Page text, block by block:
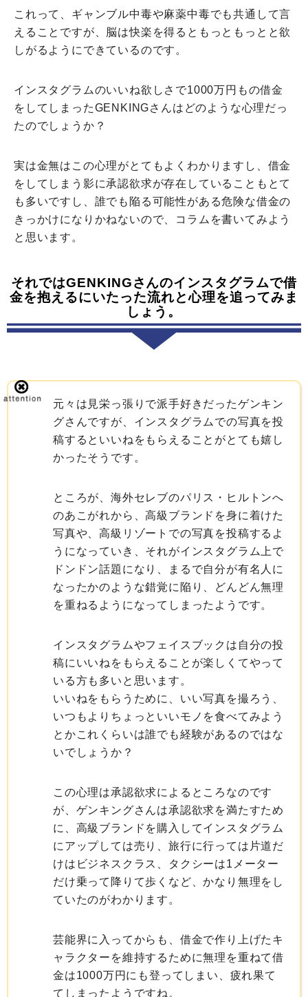
これって、ギャンブル中毒や麻薬中毒でも共通して言
えることですが、脳は快楽を得るともっともっとと欲
しがるようにできているのです。
インスタグラムのいいね欲しさで1000万円もの借金
をしてしまったGENKINGさんはどのような心理だっ
たのでしょうか？
実は金無はこの心理がとてもよくわかりますし、借金
をしてしまう影に承認欲求が存在していることもとて
も多いですし、誰でも陥る可能性がある危険な借金の
きっかけになりかねないので、コラムを書いてみよう
と思います。
それではGENKINGさんのインスタグラムで借
金を抱えるにいたった流れと心理を追ってみま
しょう。
元々は見栄っ張りで派手好きだったゲンキン
グさんですが、インスタグラムでの写真を投
稿するといいねをもらえることがとても嬉し
かったそうです。
ところが、海外セレブのパリス・ヒルトンへ
のあこがれから、高級ブランドを身に着けた
写真や、高級リゾートでの写真を投稿するよ
うになっていき、それがインスタグラム上で
ドンドン話題になり、まるで自分が有名人に
なったかのような錯覚に陥り、どんどん無理
を重ねるようになってしまったようです。
インスタグラムやフェイスブックは自分の投
稿にいいねをもらえることが楽しくてやって
いる方も多いと思います。
いいねをもらうために、いい写真を撮ろう、
いつもよりちょっといいモノを食べてみよう
とかこれくらいは誰でも経験があるのではな
いでしょうか？
この心理は承認欲求によるところなのです
が、ゲンキングさんは承認欲求を満たすため
に、高級ブランドを購入してインスタグラム
にアップしては売り、旅行に行っては片道だ
けはビジネスクラス、タクシーは1メーター
だけ乗って降りて歩くなど、かなり無理をし
ていたのがわかります。
芸能界に入ってからも、借金で作り上げたキ
ャラクターを維持するために無理を重ねて借
金は1000万円にも登ってしまい、疲れ果て
てしまったようですね。